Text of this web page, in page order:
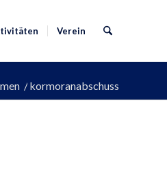
Verein
/ kormoranabschuss